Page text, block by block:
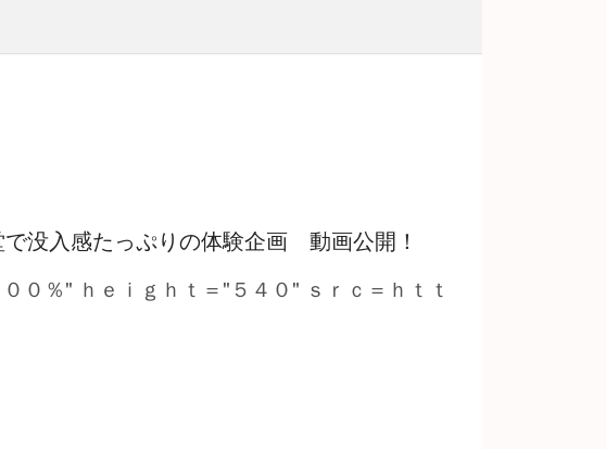
没入感たっぷりの体験企画 動画公開！
０％" ｈｅｉｇｈｔ＝"５４０" ｓｒｃ＝ｈｔｔ